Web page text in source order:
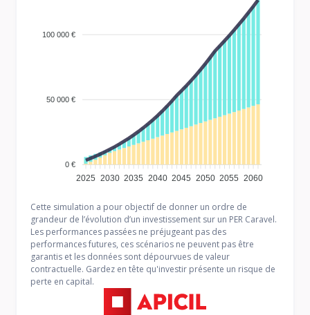
100 000 €
50 000 €
0 €
2025 2030 2035 2040 2045 2050 2055 2060
Cette simulation a pour objectif de donner un ordre de
grandeur de l’évolution d’un investissement sur un PER Caravel.
Les performances passées ne préjugeant pas des
performances futures, ces scénarios ne peuvent pas être
garantis et les données sont dépourvues de valeur
contractuelle. Gardez en tête qu'investir présente un risque de
perte en capital.